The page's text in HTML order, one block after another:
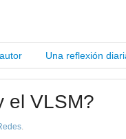
Una reflexión
el VLSM?
.